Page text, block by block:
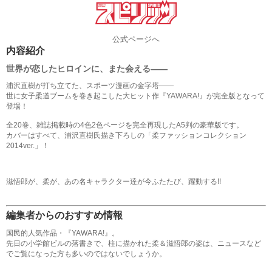
公式ページへ
内容紹介
世界が恋したヒロインに、また会える――
浦沢直樹が打ち立てた、スポーツ漫画の金字塔――
世に女子柔道ブームを巻き起こした大ヒット作『YAWARA!』が完全版となって
登場！
全20巻、雑誌掲載時の4色2色ページを完全再現したA5判の豪華版です。
カバーはすべて、浦沢直樹氏描き下ろしの「柔ファッションコレクション
2014ver.」！
滋悟郎が、柔が、あの名キャラクター達が今ふたたび、躍動する!!
編集者からのおすすめ情報
国民的人気作品・『YAWARA!』。
先日の小学館ビルの落書きで、柱に描かれた柔＆滋悟郎の姿は、ニュースなど
でご覧になった方も多いのではないでしょうか。